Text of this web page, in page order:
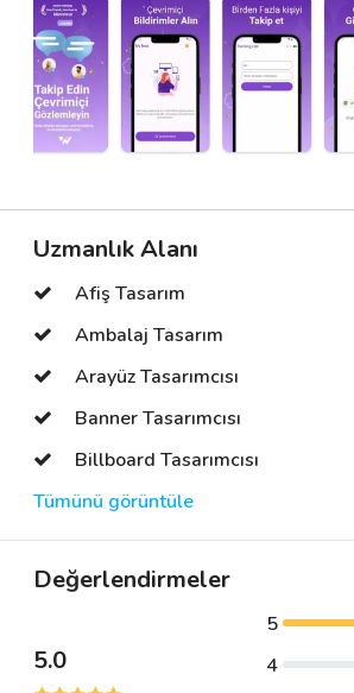
Uzmanlık Alanı
Afiş Tasarım
Ambalaj Tasarım
Arayüz Tasarımcısı
Banner Tasarımcısı
Billboard Tasarımcısı
Tümünü görüntüle
Değerlendirmeler
5.0
5
4